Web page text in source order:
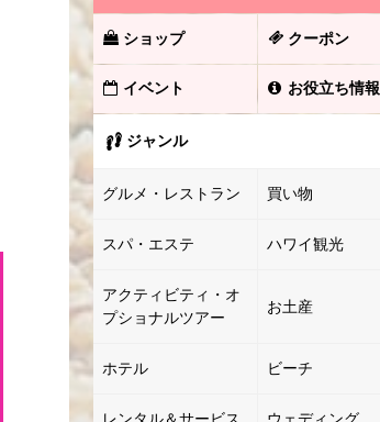
ショップ クーポン
イベント お役立ち情報
ジャンル
グルメ・レストラン 買い物
スパ・エステ ハワイ観光
アクティビティ・オ
プショナルツアー
お土産
ホテル ビーチ